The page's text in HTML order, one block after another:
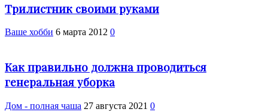
Трилистник своими руками
Ваше хобби 6 марта 2012 0
Как правильно должна проводиться
генеральная уборка
Дом - полная чаша 27 августа 2021 0